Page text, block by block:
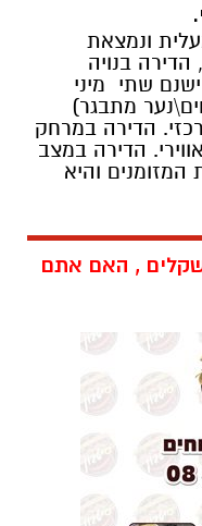
ונמצאת
ויפה בן 4 שנים, הדירה בנויה
שתי מיני
מתבגר)
הדירה במרחק
בקו אווירי. הדירה במצב
והיא
המבוקש הוא 980000 שקלים , האם אתם